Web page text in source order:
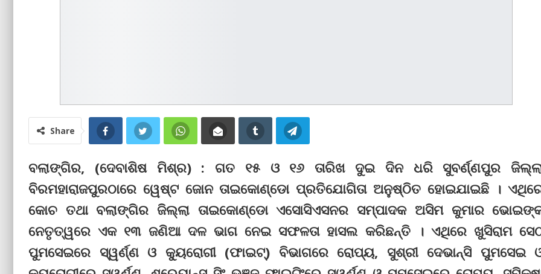
Share
ବଲାଙ୍ଗିର, (ଦେବାଶିଷ ମିଶ୍ର) : ଗତ ୧୫ ଓ ୧୬ ତାରିଖ ଦୁଇ ଦିନ ଧରି ସୁବର୍ଣ୍ଣପୁର
ବିରମହାରାଜପୁରଠାରେ ୱେଷ୍ଟ ଜୋନ ତାଇକୋଣ୍ଡୋ ପ୍ରତିଯୋଗିତା ଅନୁଷ୍ଠିତ ହୋଇଯାଇଛି ।
କୋଚ ତଥା ବଲାଙ୍ଗିର ଜିଲ୍ଲା ତାଇକୋଣ୍ଡୋ ଏସୋସିଏସନର ସମ୍ପାଦକ ଅସିମ କୁମାର
ନେତୃତ୍ୱରେ ଏକ ୧୩ ଜଣିଆ ଦଳ ଭାଗ ନେଇ ସଫଳତା ହାସଲ କରିଛନ୍ତି । ଏଥିରେ ଖୁସିରାମ
ପୁମସେଇରେ ସ୍ୱର୍ଣ୍ଣ ଓ କ୍ୟୁରୋଗୀ (ଫାଇଟ୍‌) ବିଭାଗରେ ରୋପ୍ୟ, ସୁଶ୍ରୀ ଦେଭାନ୍‌ସି ପୁମସେଇ